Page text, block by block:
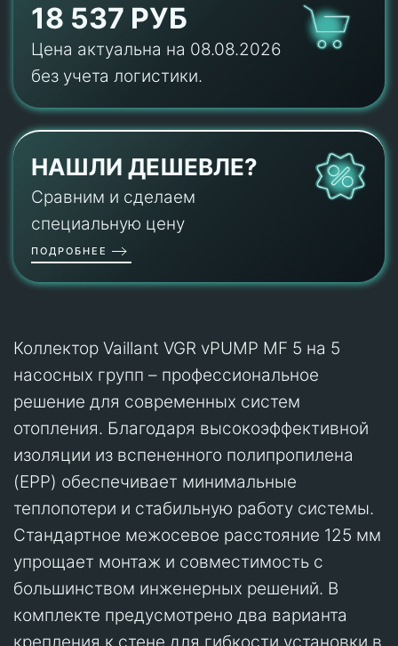
18 537 РУБ
Цена актуальна на 08.08.2026
без учета логистики.
НАШЛИ ДЕШЕВЛЕ?
Сравним и сделаем
специальную цену
ПОДРОБНЕЕ
Коллектор Vaillant VGR vPUMP MF 5 на 5
насосных групп – профессиональное
решение для современных систем
отопления. Благодаря высокоэффективной
изоляции из вспененного полипропилена
(EPP) обеспечивает минимальные
теплопотери и стабильную работу системы.
Стандартное межосевое расстояние 125 мм
упрощает монтаж и совместимость с
большинством инженерных решений. В
комплекте предусмотрено два варианта